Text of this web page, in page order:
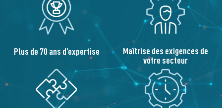
Plus de 70 ans d’expertise Maîtrise des exigences de
votre secteur